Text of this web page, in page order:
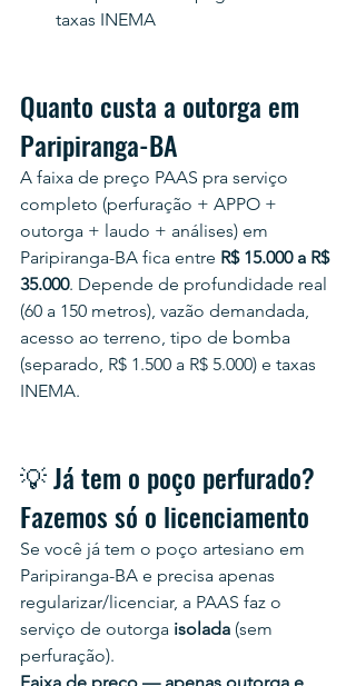
taxas INEMA
Quanto custa a outorga em
Paripiranga-BA
A faixa de preço PAAS pra serviço
completo (perfuração + APPO +
outorga + laudo + análises) em
Paripiranga-BA fica entre R$ 15.000 a R$
35.000. Depende de profundidade real
(60 a 150 metros), vazão demandada,
acesso ao terreno, tipo de bomba
(separado, R$ 1.500 a R$ 5.000) e taxas
INEMA.
💡 Já tem o poço perfurado?
Fazemos só o licenciamento
Se você já tem o poço artesiano em
Paripiranga-BA e precisa apenas
regularizar/licenciar, a PAAS faz o
serviço de outorga isolada (sem
perfuração).